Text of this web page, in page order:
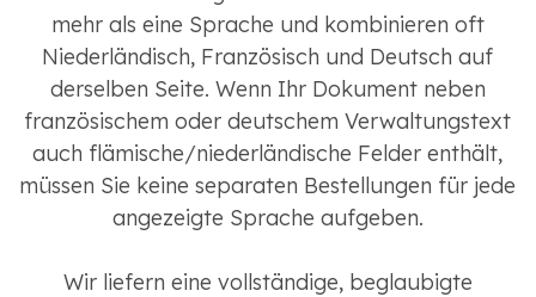
mehr als eine Sprache und kombinieren oft
Niederländisch, Französisch und Deutsch auf
derselben Seite. Wenn Ihr Dokument neben
französischem oder deutschem Verwaltungstext
auch flämische/niederländische Felder enthält,
müssen Sie keine separaten Bestellungen für jede
angezeigte Sprache aufgeben.
Wir liefern eine vollständige, beglaubigte